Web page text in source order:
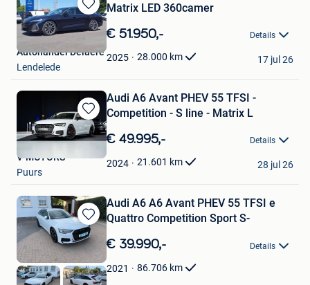
Bewaren
in
Favorieten
Matrix LED 360camer
€ 51.950,- Details
2025 28.000 km
Autohandel Delaere
Lendelede
17 jul 26
Bewaren
in
Favorieten
Audi A6 Avant PHEV 55 TFSI -
Competition - S line - Matrix L
€ 49.995,- Details
2024 21.601 km
V-MOTORS
Puurs
28 jul 26
Bewaren
in
Mijn
Favorieten
Audi A6 A6 Avant PHEV 55 TFSI e
Quattro Competition Sport S-
€ 39.990,- Details
2021 86.706 km